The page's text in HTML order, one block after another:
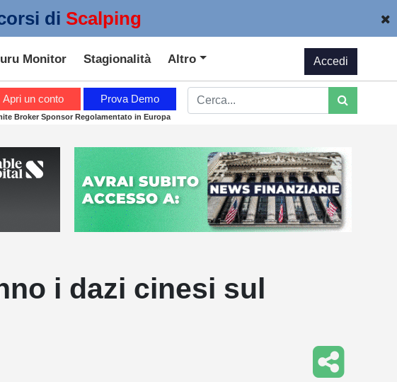
di Scalping
Monitor Stagionalità Altro Accedi
Apri un conto Prova Demo
Broker Sponsor Regolamentato in Europa
i dazi cinesi sul